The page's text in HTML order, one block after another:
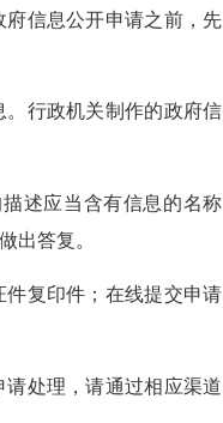
信息公开申请之前，先
行政机关制作的政府信
述应当含有信息的名称
出答复。
复印件；在线提交申请
处理，请通过相应渠道